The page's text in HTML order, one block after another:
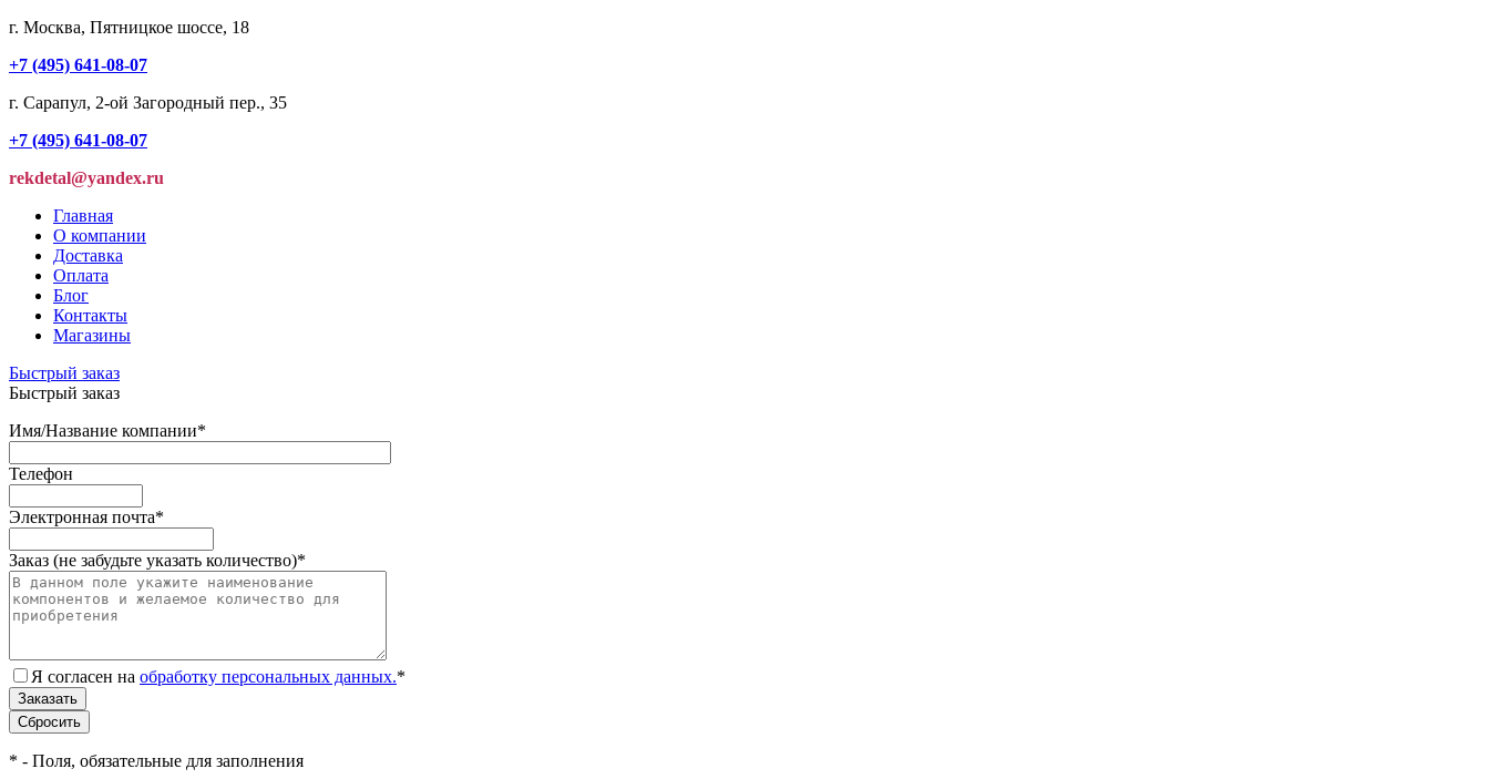
г. Москва, Пятницкое шоссе, 18
+7 (495) 641-08-07
г. Сарапул, 2-ой Загородный пер., 35
+7 (495) 641-08-07
rekdetal@yandex.ru
Главная
О компании
Доставка
Оплата
Блог
Контакты
Магазины
Быстрый заказ
Быстрый заказ
Имя/Название компании*
Телефон
Электронная почта*
Заказ (не забудьте указать количество)*
Я согласен на обработку персональных данных.*
* - Поля, обязательные для заполнения